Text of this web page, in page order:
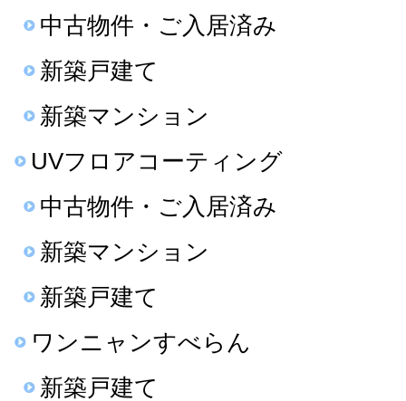
中古物件・ご入居済み
新築戸建て
新築マンション
UVフロアコーティング
中古物件・ご入居済み
新築マンション
新築戸建て
ワンニャンすべらん
新築戸建て